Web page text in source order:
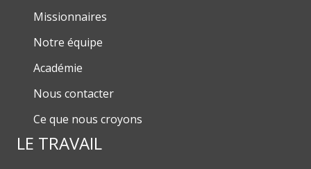
Missionnaires
Notre équipe
Académie
Nous contacter
Ce que nous croyons
LE TRAVAIL